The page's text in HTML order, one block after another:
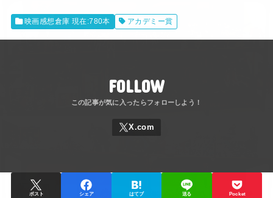
映画感想倉庫 現在:780本 アカデミー賞
FOLLOW
ポスト シェア はてブ 送る Pocket